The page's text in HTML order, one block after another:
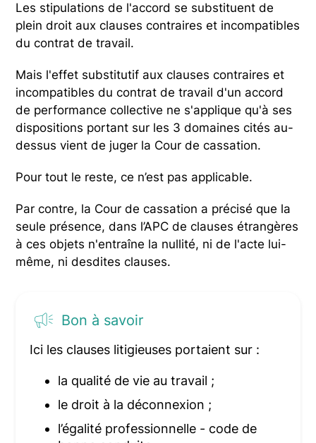
Les stipulations de l'accord se substituent de
plein droit aux clauses contraires et incompatibles
du contrat de travail.
Mais l'effet substitutif aux clauses contraires et
incompatibles du contrat de travail d'un accord
de performance collective ne s'applique qu'à ses
dispositions portant sur les 3 domaines cités au-
dessus vient de juger la Cour de cassation.
Pour tout le reste, ce n’est pas applicable.
Par contre, la Cour de cassation a précisé que la
seule présence, dans l’APC de clauses étrangères
à ces objets n'entraîne la nullité, ni de l'acte lui-
même, ni desdites clauses.
Bon à savoir
Ici les clauses litigieuses portaient sur :
la qualité de vie au travail ;
le droit à la déconnexion ;
l’égalité professionnelle - code de